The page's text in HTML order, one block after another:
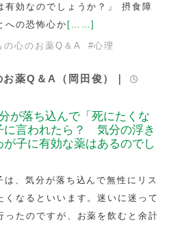
有効なのでしょうか？」 摂食障
への恐怖心か [……]
の心のお薬Q＆A #心理
お薬Q＆A（岡田俊）｜
が落ち込んで「死にたくな
に言われたら？ 気分の浮き
が子に有効な薬はあるのでし
、気分が落ち込んで無性にリス
くなるといいます。迷いに迷って
ったのですが、お薬を飲むと余計